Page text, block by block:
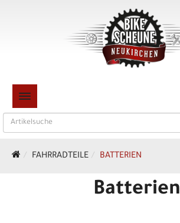
TOGGLE NAVIGATION
FAHRRADTEILE BATTERIEN
Batterien